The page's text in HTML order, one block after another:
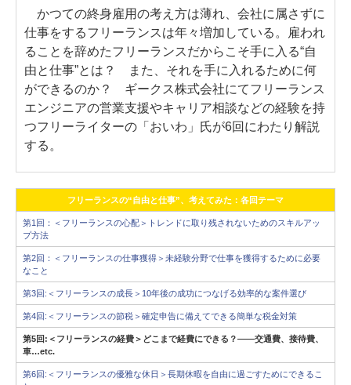
かつての終身雇用の考え方は薄れ、会社に属さずに
仕事をするフリーランスは年々増加している。雇われ
ることを辞めたフリーランスだからこそ手に入る“自
由と仕事”とは？ また、それを手に入れるために何
ができるのか？ ギークス株式会社にてフリーランス
エンジニアの営業支援やキャリア相談などの経験を持
つフリーライターの「おいわ」氏が6回にわたり解説
する。
フリーランスの“自由と仕事”、考えてみた：各回テーマ
第1回：＜フリーランスの心配＞トレンドに取り残されないためのスキルアッ
プ方法
第2回：＜フリーランスの仕事獲得＞未経験分野で仕事を獲得するために必要
なこと
第3回:＜フリーランスの成長＞10年後の成功につなげる効率的な案件選び
第4回:＜フリーランスの節税＞確定申告に備えてできる簡単な税金対策
第5回:＜フリーランスの経費＞どこまで経費にできる？――交通費、接待費、
車…etc.
第6回:＜フリーランスの優雅な休日＞長期休暇を自由に過ごすためにできるこ